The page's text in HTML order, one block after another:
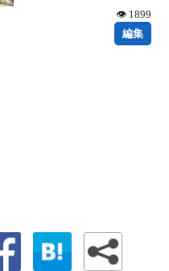
👁 1899
編集